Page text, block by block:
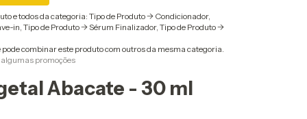
e todos da categoria: Tipo de Produto -> Condicionador,
in, Tipo de Produto -> Sérum Finalizador, Tipo de Produto ->
combinar este produto com outros da mesma categoria.
promoções
Abacate - 30 ml